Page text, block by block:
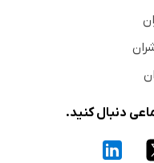
دنبال کنید.